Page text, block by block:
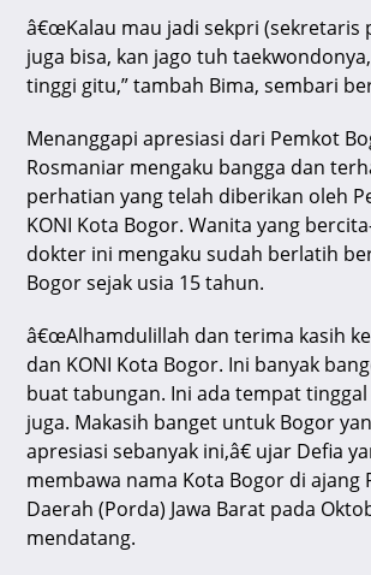
â€œKalau mau jadi sekpri (sekretaris
juga bisa, kan jago tuh
tinggi gitu,” tambah Bima, sembari
Menanggapi apresiasi dari Pemkot
Rosmaniar mengaku bangga dan
perhatian yang telah diberikan oleh
KONI Kota Bogor. Wanita yang
dokter ini mengaku sudah berlatih
Bogor sejak usia 15 tahun.
â€œAlhamdulillah dan terima kasih
dan KONI Kota Bogor. Ini banyak
buat tabungan. Ini ada tempat
juga. Makasih banget untuk Bogor
apresiasi sebanyak ini,â€ ujar Defia
membawa nama Kota Bogor di ajang
Daerah (Porda) Jawa Barat pada
mendatang.